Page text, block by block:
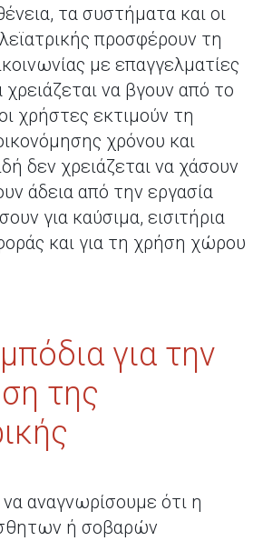
τα συστήματα και οι
προσφέρουν τη
με επαγγελματίες
χρειάζεται να βγουν από το
χρήστες εκτιμούν τη
χρόνου και
δεν χρειάζεται να χάσουν
άδεια από την εργασία
για καύσιμα, εισιτήρια
και για τη χρήση χώρου
για την
της
αναγνωρίσουμε ότι η
ή σοβαρών